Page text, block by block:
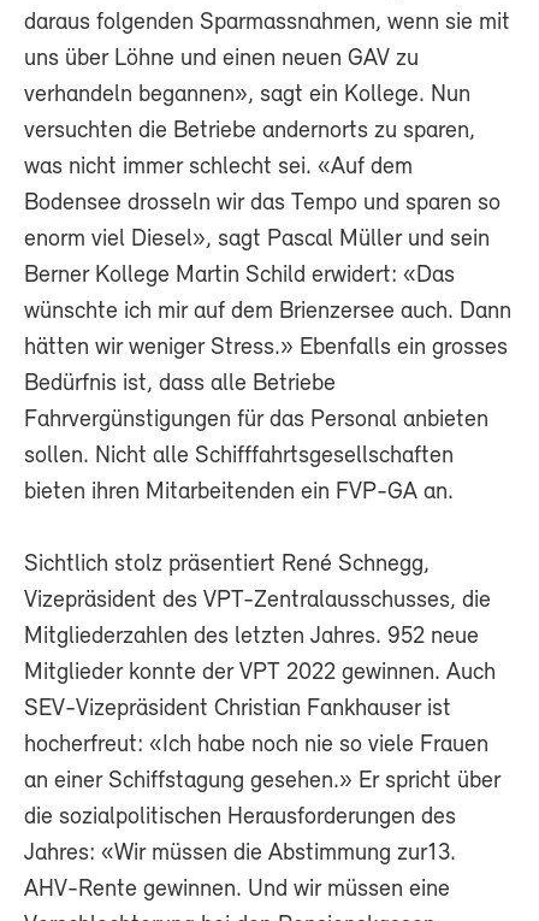
daraus folgenden Sparmassnahmen, wenn sie mit
uns über Löhne und einen neuen GAV zu
verhandeln begannen», sagt ein Kollege. Nun
versuchten die Betriebe andernorts zu sparen,
was nicht immer schlecht sei. «Auf dem
Bodensee drosseln wir das Tempo und sparen so
enorm viel Diesel», sagt Pascal Müller und sein
Berner Kollege Martin Schild erwidert: «Das
wünschte ich mir auf dem Brienzersee auch. Dann
hätten wir weniger Stress.» Ebenfalls ein grosses
Bedürfnis ist, dass alle Betriebe
Fahrvergünstigungen für das Personal anbieten
sollen. Nicht alle Schifffahrtsgesellschaften
bieten ihren Mitarbeitenden ein FVP-GA an.
Sichtlich stolz präsentiert René Schnegg,
Vizepräsident des VPT-Zentralausschusses, die
Mitgliederzahlen des letzten Jahres. 952 neue
Mitglieder konnte der VPT 2022 gewinnen. Auch
SEV-Vizepräsident Christian Fankhauser ist
hocherfreut: «Ich habe noch nie so viele Frauen
an einer Schiffstagung gesehen.» Er spricht über
die sozialpolitischen Herausforderungen des
Jahres: «Wir müssen die Abstimmung zur13.
AHV-Rente gewinnen. Und wir müssen eine